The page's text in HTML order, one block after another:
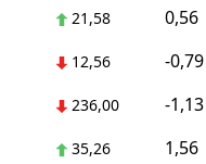
21,58 0,56
12,56 -0,79
236,00 -1,13
35,26 1,56